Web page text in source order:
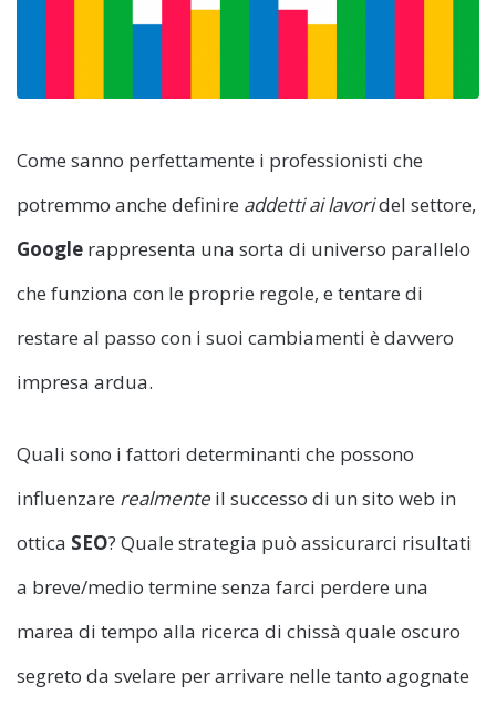
Come sanno perfettamente i professionisti che
potremmo anche definire addetti ai lavoridel settore,
Google rappresenta una sorta di universo parallelo
che funziona con le proprie regole, e tentare di
restare al passo con i suoi cambiamenti è davvero
impresa ardua.
Quali sono i fattori determinanti che possono
influenzare realmente il successo di un sito web in
ottica SEO? Quale strategia può assicurarci risultati
a breve/medio termine senza farci perdere una
marea di tempo alla ricerca di chissà quale oscuro
segreto da svelare per arrivare nelle tanto agognate